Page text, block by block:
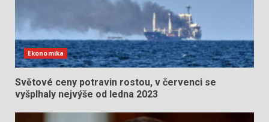
Ekonomika
Světové ceny potravin rostou, v červenci se
vyšplhaly nejvýše od ledna 2023